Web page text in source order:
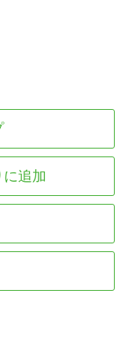
追加